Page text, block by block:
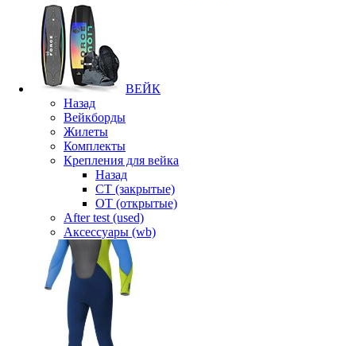
ВЕЙК
Назад
Вейкборды
Жилеты
Комплекты
Крепления для вейка
Назад
CT (закрытые)
OT (открытые)
After test (used)
Аксессуары (wb)